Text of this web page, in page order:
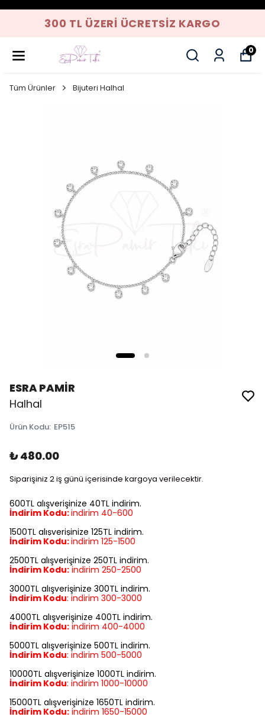
300 TL ÜZERI ÜCRETSIZ KARGO
0
Tüm Ürünler Bijuteri Halhal
ESRA PAMİR
Halhal
Ürün Kodu: EP515
₺ 480.00
Siparişiniz 2 iş günü içerisinde kargoya verilecektir.
600TL alışverişinize 40TL indirim.
İndirim Kodu:indirim 40-600
1500TL alışverişinize 125TL indirim.
İndirim Kodu:indirim 125-1500
2500TL alışverişinize 250TL indirim.
İndirim Kodu: indirim 250-2500
3000TL alışverişinize 300TL indirim.
İndirim Kodu: indirim 300-3000
4000TL alışverişinize 400TL indirim.
İndirim Kodu: indirim 400-4000
5000TL alışverişinize 500TL indirim.
İndirim Kodu: indirim 500-5000
10000TL alışverişinize 1000TL indirim.
İndirim Kodu: indirim 1000-10000
15000TL alışverişinize 1650TL indirim.
İndirim Kodu: indirim 1650-15000